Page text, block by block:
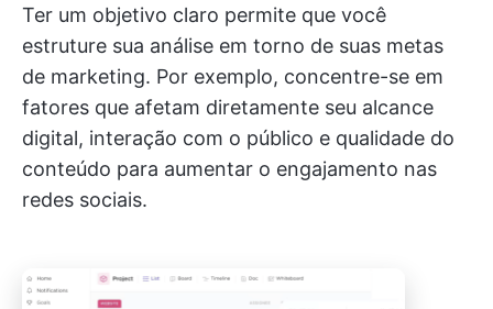
Ter um objetivo claro permite que você
estruture sua análise em torno de suas metas
de marketing. Por exemplo, concentre-se em
fatores que afetam diretamente seu alcance
digital, interação com o público e qualidade do
conteúdo para aumentar o engajamento nas
redes sociais.